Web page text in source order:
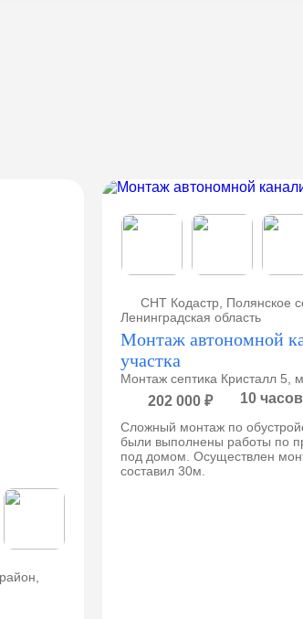
СНТ Кодастр, Полянское
Ленинградская область
Монтаж автономной
участка
Монтаж септика Кристалл 5,
202 000 ₽ 10 часов
Сложный монтаж по
были выполнены работы по
под домом. Осуществлен
составил 30м.